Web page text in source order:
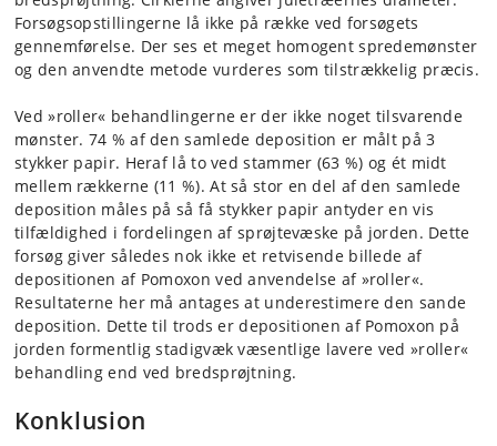
Forsøgsopstillingerne lå ikke på række ved forsøgets
gennemførelse. Der ses et meget homogent spredemønster
og den anvendte metode vurderes som tilstrækkelig præcis.
Ved »roller« behandlingerne er der ikke noget tilsvarende
mønster. 74 % af den samlede deposition er målt på 3
stykker papir. Heraf lå to ved stammer (63 %) og ét midt
mellem rækkerne (11 %). At så stor en del af den samlede
deposition måles på så få stykker papir antyder en vis
tilfældighed i fordelingen af sprøjtevæske på jorden. Dette
forsøg giver således nok ikke et retvisende billede af
depositionen af Pomoxon ved anvendelse af »roller«.
Resultaterne her må antages at underestimere den sande
deposition. Dette til trods er depositionen af Pomoxon på
jorden formentlig stadigvæk væsentlige lavere ved »roller«
behandling end ved bredsprøjtning.
Konklusion